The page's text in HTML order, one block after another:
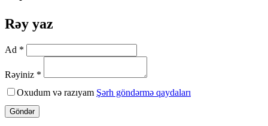
Rəy yaz
Ad *
Rəyiniz *
Oxudum və razıyam Şərh göndərmə qaydaları
Göndər